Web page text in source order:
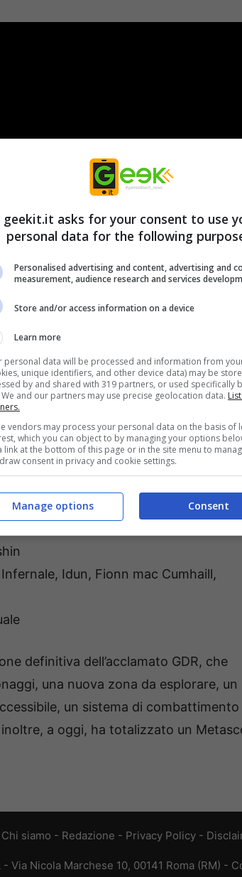
percorsi narrativi: la storia inedita
di SMTV “Canone della Creazione”.
terra desolata nota come Da’at e
della demo vengono trasferiti
direttamente da dove l’hai
narrativi, potrai farlo.
in precedenza questo mese su
aggiornamenti.
Idun, Fionn mac Cumhaill,
definitiva dell’acclamato GDR, che
una nuova zona da esplorare, un
un sistema di combattimento
a oggi, ha totalizzato un
Chi siamo - Redazione - Privacy Policy -
Via Nicola Marchese 10, 00141 Roma (RM) -
geekit.it asks for your consent to use
personal data for the following
Personalised advertising and content, advertising and
measurement, audience research and services
Store and/or access information on a device
Learn more
personal data will be processed and information from
unique identifiers, and other device data) may be
by and shared with 319 partners, or used specifically
We and our partners may use precise geolocation data.
vendors may process your personal data on the basis of
which you can object to by managing your options
link at the bottom of this page or in the site menu to
consent in privacy and cookie settings.
Consent
Manage options